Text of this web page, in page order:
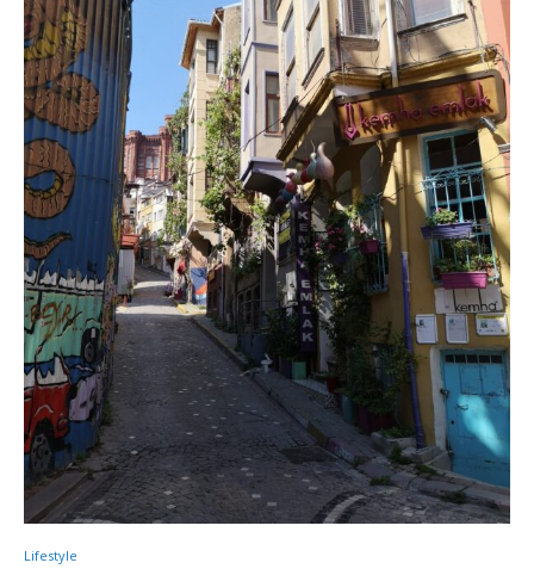
Lifestyle